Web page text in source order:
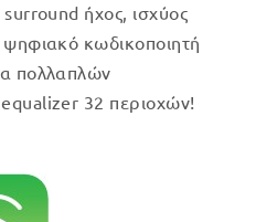
ήχος, ισχύος
κωδικοποιητή
πολλαπλών
32 περιοχών!